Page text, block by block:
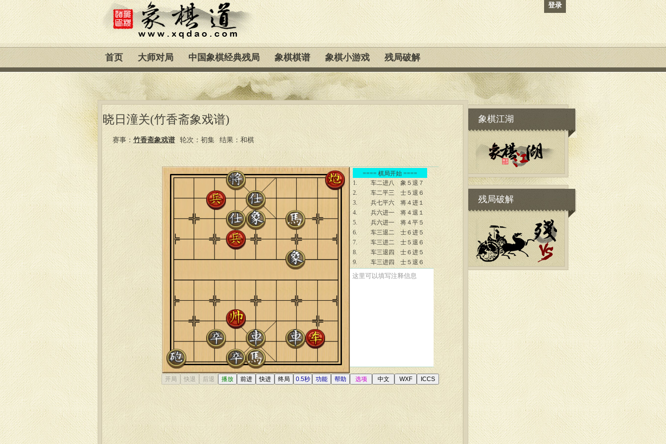
登录
首页 大师对局 中国象棋经典残局 象棋棋谱 象棋小游戏 残局破解
晓日潼关(竹香斋象戏谱)
赛事： 竹香斋象戏谱 轮次：初集 结果：和棋
==== 棋局开始 ====
1.
车二进八
象５退７
2.
车二平三
士５退６
3.
兵七平六
将４进１
4.
兵六进一
将４退１
5.
兵六进一
将４平５
6.
车三退二
士６进５
7.
车三进二
士５退６
8.
车三退四
士６进５
9.
车三进四
士５退６
10.
车三退八
士６进５
这里可以填写注释信息
象棋江湖
残局破解